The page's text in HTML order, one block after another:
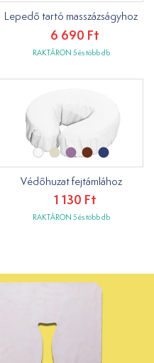
Lepedő tartó masszázságyhoz
6 690 Ft
RAKTÁRON 5 és több db
Védőhuzat fejtámlához
1 130 Ft
RAKTÁRON 5 és több db